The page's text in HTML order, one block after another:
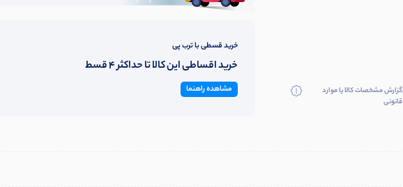
گزارش مشخصات کالا یا موارد
قانونی
خرید قسطی با ترب پی
خرید اقساطی این کالا تا حداکثر 4 قسط
مشاهده راهنما